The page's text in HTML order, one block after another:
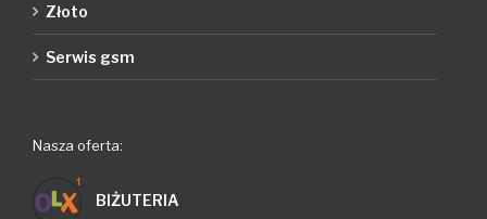
Złoto
Serwis gsm
Nasza oferta:
BIŻUTERIA